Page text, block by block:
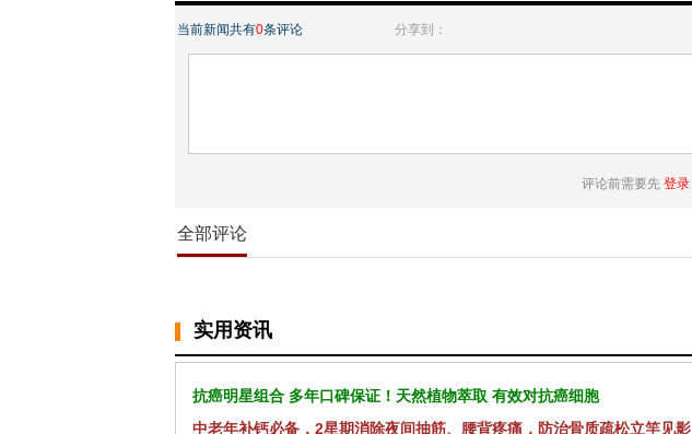
当前新闻共有0条评论 分享到：
评论前需要先 登录
全部评论
实用资讯
抗癌明星组合 多年口碑保证！天然植物萃取 有效对抗癌细胞
中老年补钙必备，2星期消除夜间抽筋、腰背疼痛，防治骨质疏松立竿见影